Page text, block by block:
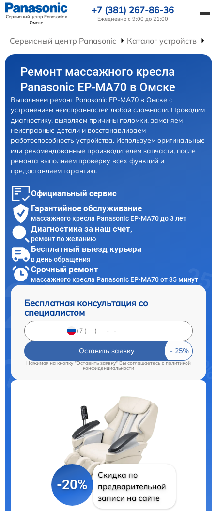
Сервисный центр Panasonicв
Омске
+7 (381) 267-86-36
Ежедневно с 9:00 до 21:00
Сервисный центр Panasonic Каталог устройств
Ремонт массажного кресла
Panasonic EP-MA70 в Омске
Выполняем ремонт Panasonic EP-MA70 в Омске с
устранением неисправностей любой сложности. Проводим
диагностику, выявляем причины поломки, заменяем
неисправные детали и восстанавливаем
работоспособность устройства. Используем оригинальные
или рекомендованные производителем запчасти, после
ремонта выполняем проверку всех функций и
предоставляем гарантию.
Официальный сервис
Гарантийное обслуживание
массажного кресла Panasonic EP-MA70 до 3 лет
Диагностика за наш счет,
ремонт по желанию
Бесплатный выезд курьера
в день обращения
Срочный ремонт
массажного кресла Panasonic EP-MA70 от 35 минут
Бесплатная консультация со
специалистом
Оставить заявку
Нажимая на кнопку "Оставить заявку" Вы соглашаетесь cполитикой
конфиденциальности
-20%
Скидка по
предварительной
записи на сайте